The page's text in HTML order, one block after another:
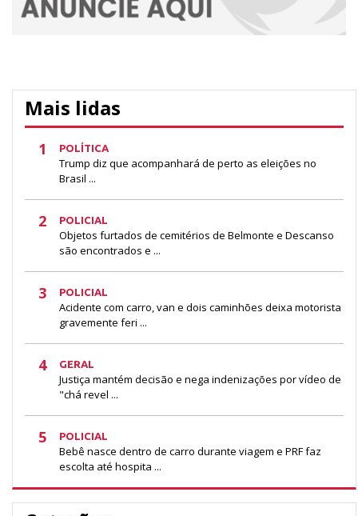
Mais lidas
1 POLÍTICA
Trump diz que acompanhará de perto as eleições no
Brasil ...
2 POLICIAL
Objetos furtados de cemitérios de Belmonte e Descanso
são encontrados e ...
3 POLICIAL
Acidente com carro, van e dois caminhões deixa motorista
gravemente feri ...
4 GERAL
Justiça mantém decisão e nega indenizações por vídeo de
"chá revel ...
5 POLICIAL
Bebê nasce dentro de carro durante viagem e PRF faz
escolta até hospita ...